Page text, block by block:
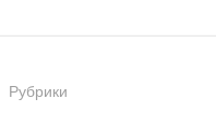
Рубрики